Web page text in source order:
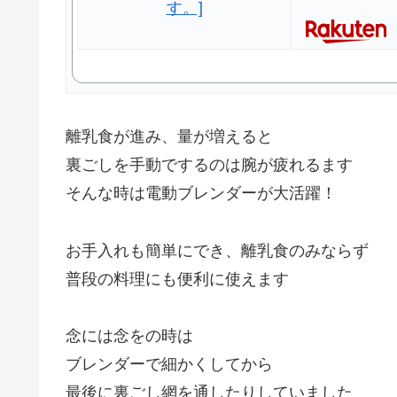
離乳食が進み、量が増えると
裏ごしを手動でするのは腕が疲れるます
そんな時は電動ブレンダーが大活躍！
お手入れも簡単にでき、離乳食のみならず
普段の料理にも便利に使えます
念には念をの時は
ブレンダーで細かくしてから
最後に裏ごし網を通したりしていました